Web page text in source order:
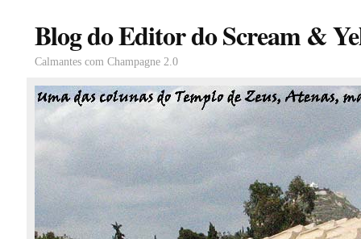
Blog do Editor do Scream &
Calmantes com Champagne 2.0